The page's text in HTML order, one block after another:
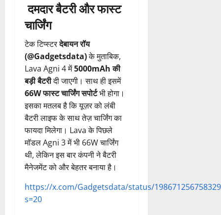
दमदार बैटरी और फास्ट
चार्जिंग
टेक टिप्स्टरदेबायन रॉय
(@Gadgetsdata)के मुताबिक,
Lava Agni 4 में5000mAh की
बड़ी बैटरीदी जाएगी। साथ ही इसमें
66W फास्ट चार्जिंग सपोर्टभी होगा।
इसका मतलब है कि यूज़र को लंबी
बैटरी लाइफ के साथ तेज़ चार्जिंग का
फायदा मिलेगा। Lava के पिछले
मॉडल Agni 3 में भी 66W चार्जिंग
थी, लेकिन इस बार कंपनी ने बैटरी
मैनेजमेंट को और बेहतर बनाया है।
https://x.com/Gadgetsdata/status/
s=20